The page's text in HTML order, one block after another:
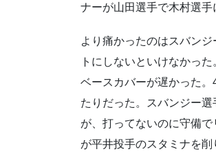
ナーが山田選手で木村選手
より痛かったのはスバン
トにしないといけなかっ
ベースカバーが遅かった
たりだった。スバンジー
が、打ってないのに守備
が平井投手のスタミナを